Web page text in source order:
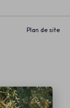
Plan de site